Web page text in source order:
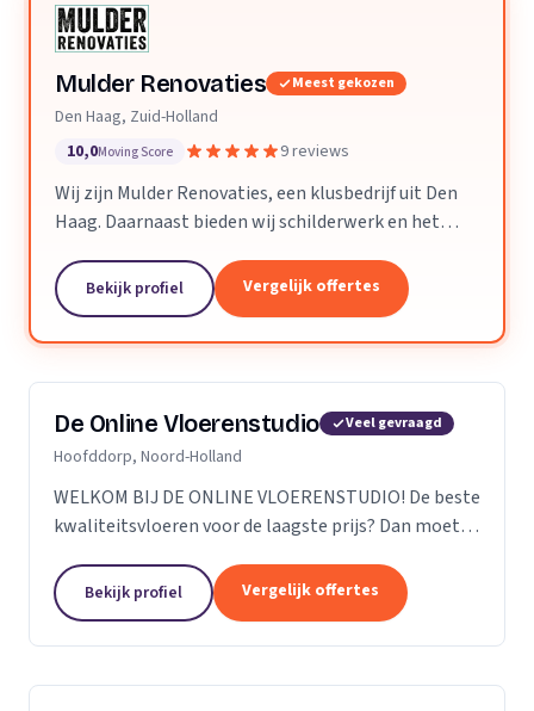
Mulder Renovaties Meest gekozen
Den Haag, Zuid-Holland
10,0Moving Score 9 reviews
Wij zijn Mulder Renovaties, een klusbedrijf uit Den
Haag. Daarnaast bieden wij schilderwerk en het
Bekijk profiel Vergelijk offertes
De Online Vloerenstudio Veel gevraagd
Hoofddorp, Noord-Holland
WELKOM BIJ DE ONLINE VLOERENSTUDIO! De beste
kwaliteitsvloeren voor de laagste prijs? Dan moet u
soorten parketvloeren en laminaat online
bestellen...
Bekijk profiel Vergelijk offertes